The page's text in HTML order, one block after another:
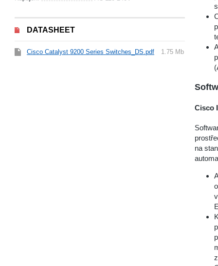
DATASHEET
Cisco Catalyst 9200 Series Switches_DS.pdf 1.75 Mb
Cisco
na